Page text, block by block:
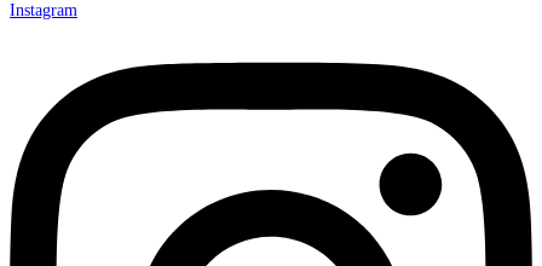
Instagram